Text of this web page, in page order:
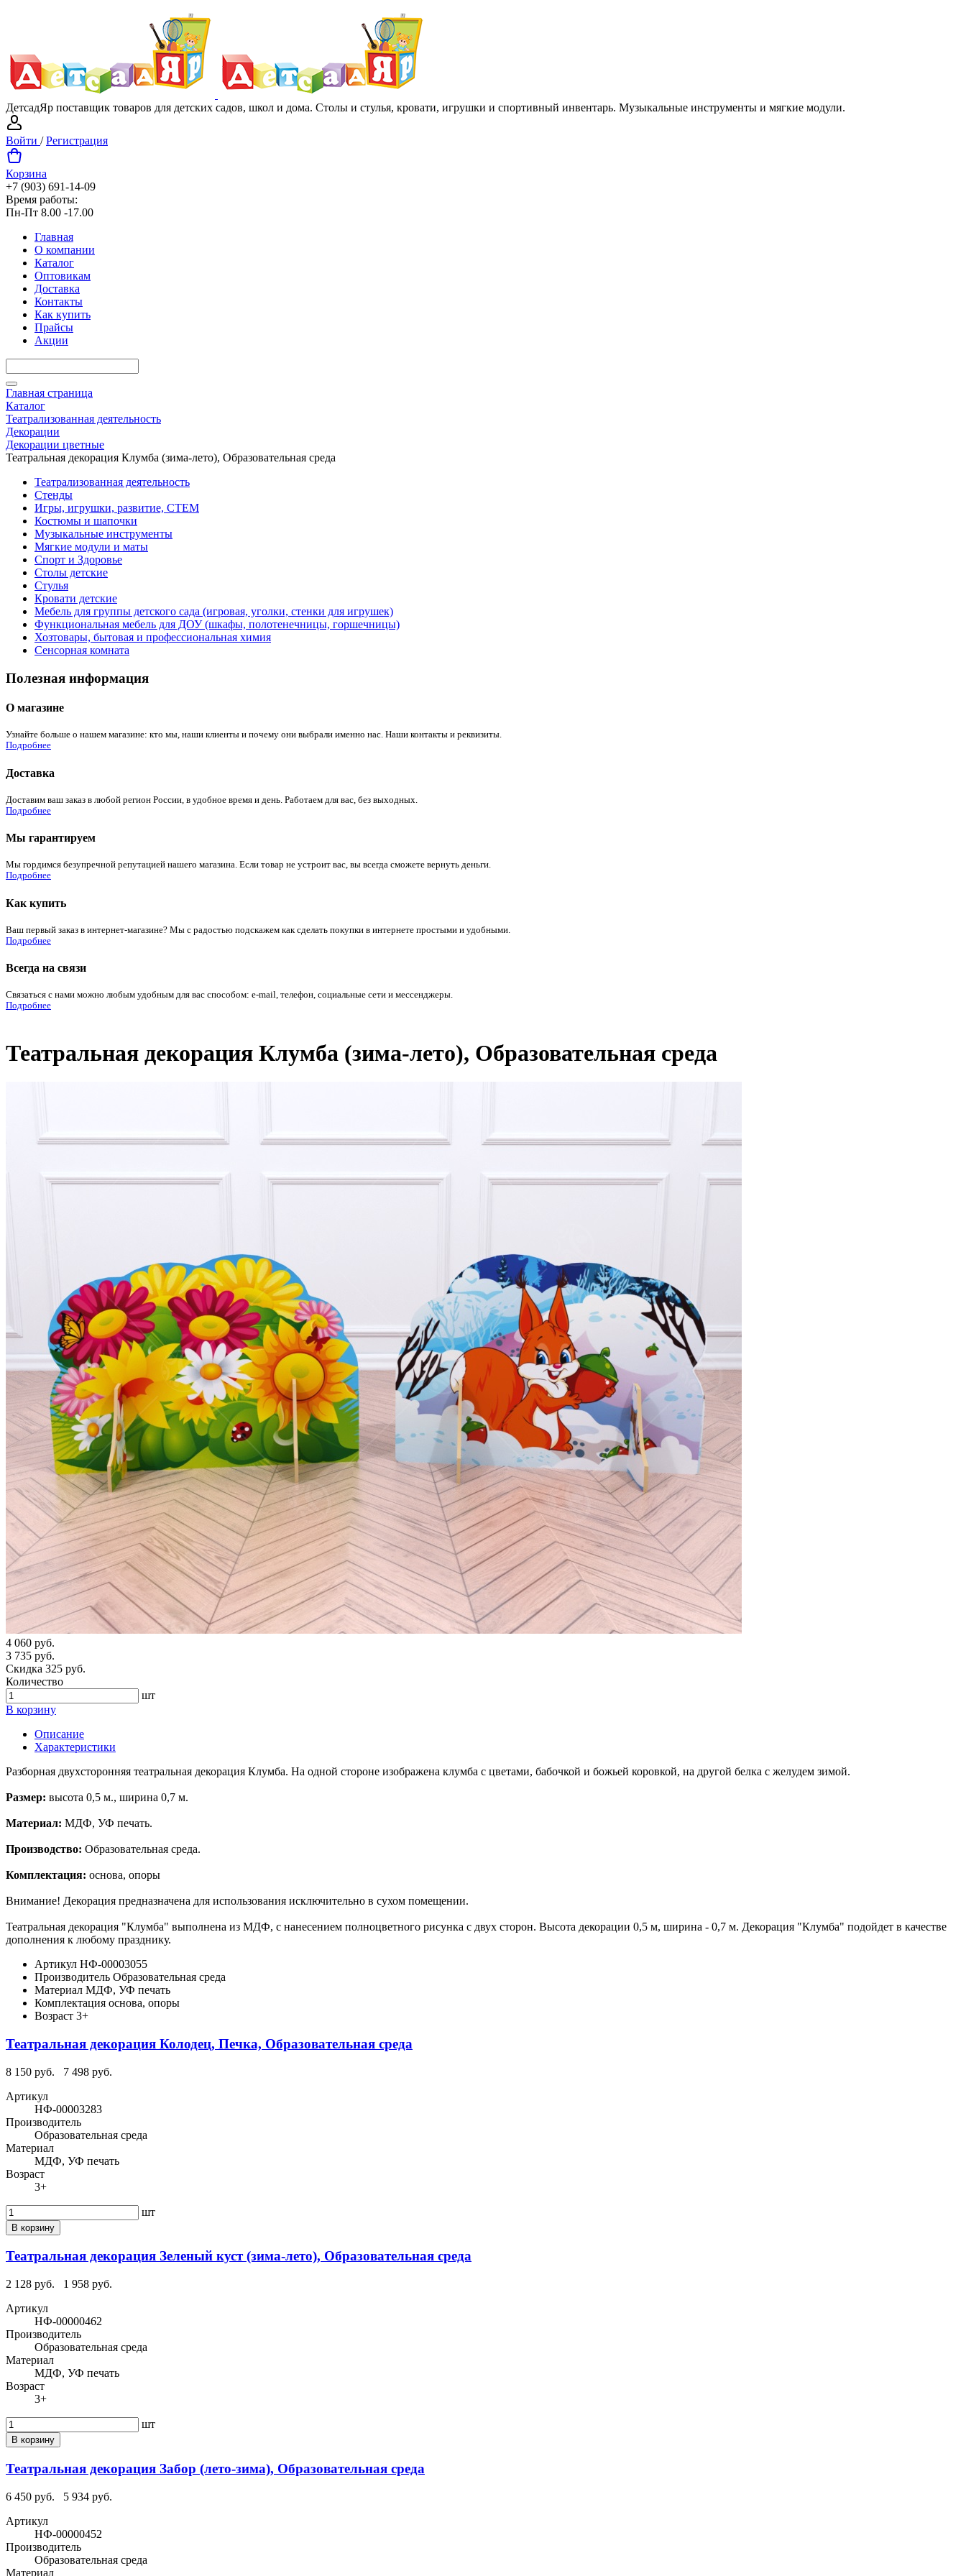
ДетсадЯр поставщик товаров для детских садов, школ и дома. Столы и стулья, кровати, игрушки и спортивный инвентарь. Музыкальные инструменты и мягкие модули.
Войти /Регистрация
Корзина
+7 (903) 691-14-09
Время работы:
Пн-Пт 8.00 -17.00
Главная
О компании
Каталог
Оптовикам
Доставка
Контакты
Как купить
Прайсы
Акции
Главная страница
Каталог
Театрализованная деятельность
Декорации
Декорации цветные
Театральная декорация Клумба (зима-лето), Образовательная среда
Театрализованная деятельность
Стенды
Игры, игрушки, развитие, СТЕМ
Костюмы и шапочки
Музыкальные инструменты
Мягкие модули и маты
Спорт и Здоровье
Столы детские
Стулья
Кровати детские
Мебель для группы детского сада (игровая, уголки, стенки для игрушек)
Функциональная мебель для ДОУ (шкафы, полотенечницы, горшечницы)
Хозтовары, бытовая и профессиональная химия
Сенсорная комната
Полезная информация
О магазине
Узнайте больше о нашем магазине: кто мы, наши клиенты и почему они выбрали именно нас. Наши контакты и реквизиты.
Подробнее
Доставка
Доставим ваш заказ в любой регион России, в удобное время и день. Работаем для вас, без выходных.
Подробнее
Мы гарантируем
Мы гордимся безупречной репутацией нашего магазина. Если товар не устроит вас, вы всегда сможете вернуть деньги.
Подробнее
Как купить
Ваш первый заказ в интернет-магазине? Мы с радостью подскажем как сделать покупки в интернете простыми и удобными.
Подробнее
Всегда на связи
Связаться с нами можно любым удобным для вас способом: e-mail, телефон, социальные сети и мессенджеры.
Подробнее
Театральная декорация Клумба (зима-лето), Образовательная среда
4 060 руб.
3 735 руб.
Скидка 325 руб.
Количество
шт
В корзину
Описание
Характеристики
Разборная двухсторонняя театральная декорация Клумба. На одной стороне изображена клумба с цветами, бабочкой и божьей коровкой, на другой белка с желудем зимой.
Размер: высота 0,5 м., ширина 0,7 м.
Материал: МДФ, УФ печать.
Производство: Образовательная среда.
Комплектация: основа, опоры
Внимание! Декорация предназначена для использования исключительно в сухом помещении.
Театральная декорация "Клумба" выполнена из МДФ, с нанесением полноцветного рисунка с двух сторон. Высота декорации 0,5 м, ширина - 0,7 м. Декорация "Клумба" подойдет в качестве
дополнения к любому празднику.
Артикул НФ-00003055
Производитель Образовательная среда
Материал МДФ, УФ печать
Комплектация основа, опоры
Возраст 3+
Театральная декорация Колодец, Печка, Образовательная среда
8 150 руб.
7 498 руб.
Артикул
НФ-00003283
Производитель
Образовательная среда
Материал
МДФ, УФ печать
Возраст
3+
шт
В корзину
Театральная декорация Зеленый куст (зима-лето), Образовательная среда
2 128 руб.
1 958 руб.
Артикул
НФ-00000462
Производитель
Образовательная среда
Материал
МДФ, УФ печать
Возраст
3+
шт
В корзину
Театральная декорация Забор (лето-зима), Образовательная среда
6 450 руб.
5 934 руб.
Артикул
НФ-00000452
Производитель
Образовательная среда
Материал